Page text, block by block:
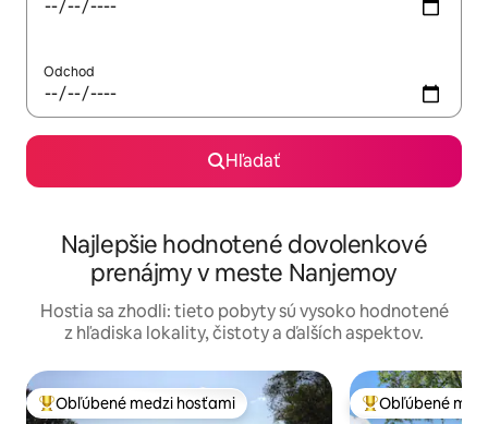
Odchod
Hľadať
Najlepšie hodnotené dovolenkové
prenájmy v meste Nanjemoy
Hostia sa zhodli: tieto pobyty sú vysoko hodnotené
z hľadiska lokality, čistoty a ďalších aspektov.
Najobľúbenejšie medzi hosťami
Obľúbené medzi hosťami Najobľúbenejšie
Obľúbené